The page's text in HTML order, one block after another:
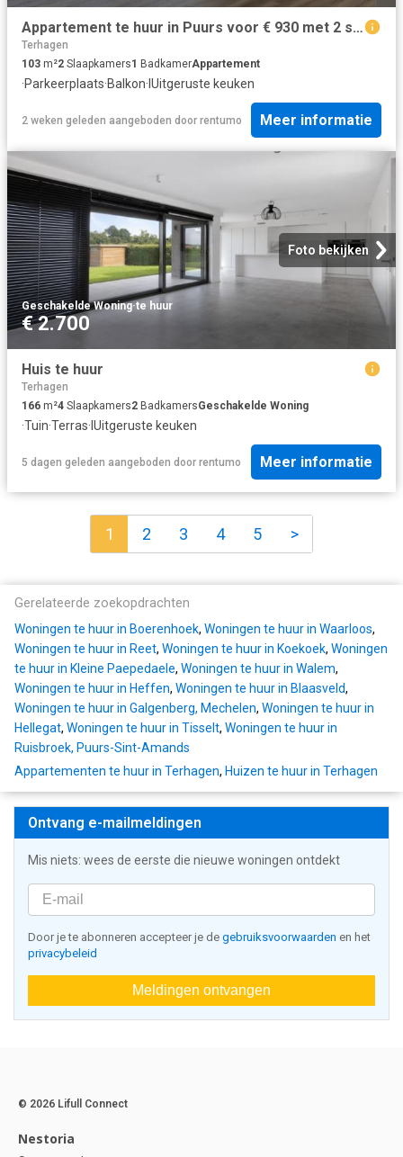
Appartement te huur in Puurs voor € 930 met 2 slaapkamers
Terhagen
103 m²2 Slaapkamers1 BadkamerAppartement
·Parkeerplaats·Balkon· IUitgeruste keuken
2 weken geleden aangeboden door rentumo Meer informatie
Foto bekijken
Geschakelde Woning·te huur
€ 2.700
Huis te huur
Terhagen
166 m²4 Slaapkamers2 BadkamersGeschakelde Woning
·Tuin·Terras· IUitgeruste keuken
5 dagen geleden aangeboden door rentumo Meer informatie
1 2 3 4 5 >
Gerelateerde zoekopdrachten
Woningen te huur in Boerenhoek, Woningen te huur in Waarloos,
Woningen te huur in Reet, Woningen te huur in Koekoek, Woningen
te huur in Kleine Paepedaele, Woningen te huur in Walem,
Woningen te huur in Heffen, Woningen te huur in Blaasveld,
Woningen te huur in Galgenberg, Mechelen, Woningen te huur in
Hellegat, Woningen te huur in Tisselt, Woningen te huur in
Ruisbroek, Puurs-Sint-Amands
Appartementen te huur in Terhagen, Huizen te huur in Terhagen
Ontvang e-mailmeldingen
Mis niets: wees de eerste die nieuwe woningen ontdekt
Door je te abonneren accepteer je de gebruiksvoorwaarden en het
privacybeleid
Meldingen ontvangen
© 2026 Lifull Connect
Nestoria